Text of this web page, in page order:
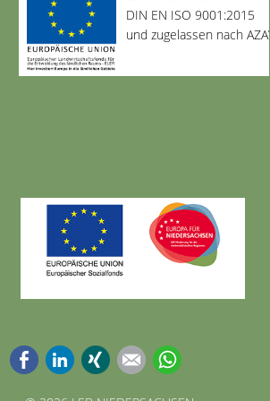
DIN EN ISO 9001:2015
und zugelassen nach AZAV
FacebookLinkedInXing E-mail